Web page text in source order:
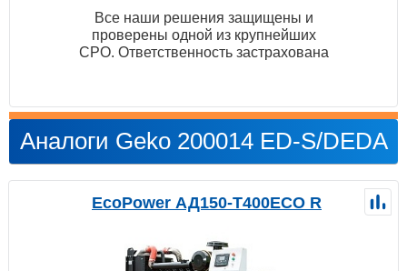
Все наши решения защищены и
проверены одной из крупнейших
СРО. Ответственность застрахована
Аналоги Geko 200014 ED-S/DEDA
EcoPower АД150-T400ECO R